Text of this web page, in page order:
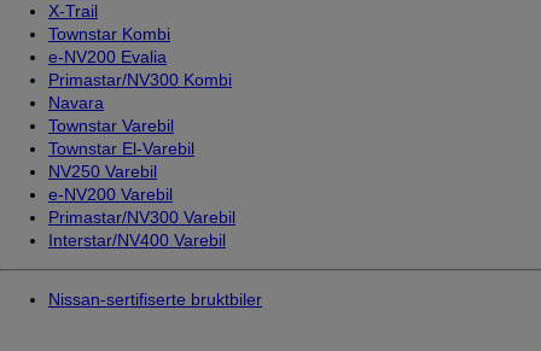
X-Trail
Townstar Kombi
e-NV200 Evalia
Primastar/NV300 Kombi
Navara
Townstar Varebil
Townstar El-Varebil
NV250 Varebil
e-NV200 Varebil
Primastar/NV300 Varebil
Interstar/NV400 Varebil
Nissan-sertifiserte bruktbiler